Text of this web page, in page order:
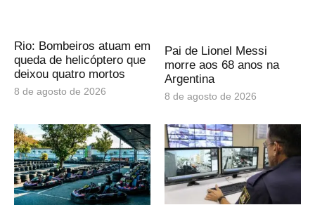
Rio: Bombeiros atuam em
queda de helicóptero que
deixou quatro mortos
8 de agosto de 2026
Pai de Lionel Messi
morre aos 68 anos na
Argentina
8 de agosto de 2026